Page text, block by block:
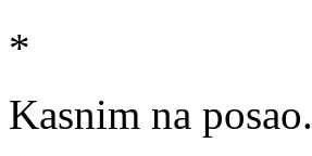
*
Kasnim na posao.